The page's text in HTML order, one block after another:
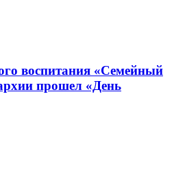
воспитания «Семейный
прошел «День